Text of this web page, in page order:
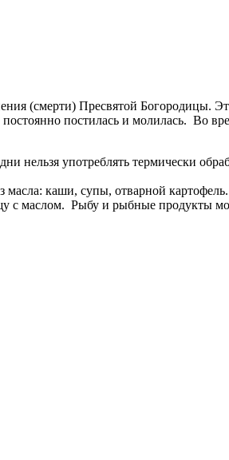
(смерти) Пресвятой
постилась и молилась. Во
дни нельзя употреблять термически
каши, супы, отварной картофель.
с маслом. Рыбу и рыбные продукты